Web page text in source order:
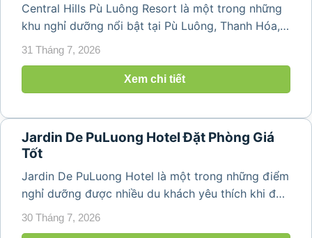
Central Hills Pù Luông Resort là một trong những
khu nghỉ dưỡng nổi bật tại Pù Luông, Thanh Hóa,
được nhiều du khách yêu thích nhờ vị trí đẹp,
không gian yên bình và tầm nhìn hướng núi tuyệt
ấn tượng. Nằm giữa thiên nhiên...
31 Tháng 7, 2026
Xem chi tiết
Jardin De PuLuong Hotel Đặt Phòng Giá
Tốt
Jardin De PuLuong Hotel là một trong những điểm
nghỉ dưỡng được nhiều du khách yêu thích khi đến
Pù Luông nhờ không gian yên bình, kiến trúc tinh
30 Tháng 7, 2026